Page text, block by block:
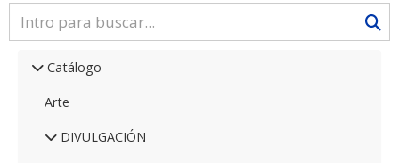
Catálogo
Arte
DIVULGACIÓN